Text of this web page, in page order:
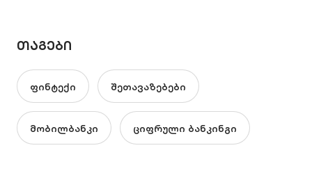
ᲗᲐᲒᲔᲑᲘ
ფინტექი შეთავაზებები
მობილბანკი ციფრული ბანკინგი